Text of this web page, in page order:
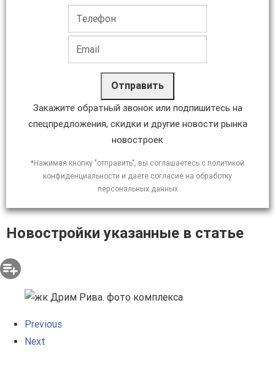
Отправить
Закажите обратный звонок или подпишитесь на
спецпредложения, скидки и другие новости рынка
новостроек
*Нажимая кнопку "отправить", вы соглашаетесь с политикой
конфиденциальности и даете согласие на обработку
персональных данных
Новостройки указанные в статье
Previous
Next